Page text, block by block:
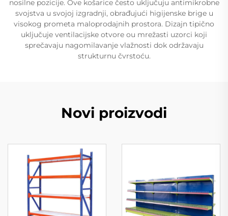
nosilne pozicije. Ove košarice često uključuju antimikrobne
svojstva u svojoj izgradnji, obrađujući higiјenske brige u
visokog prometa maloprodajnih prostora. Dizajn tipično
uključuje ventilacijske otvore ou mrežasti uzorci koji
sprečavaju nagomilavanje vlažnosti dok održavaju
strukturnu čvrstoću.
Novi proizvodi